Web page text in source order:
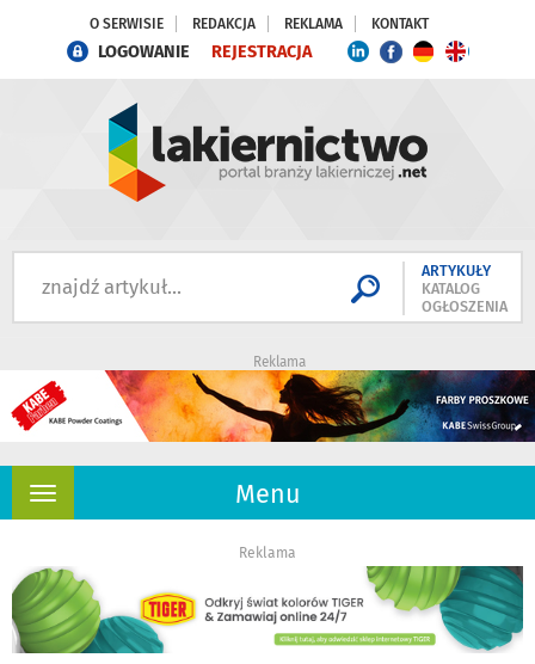
O SERWISIE REDAKCJA REKLAMA KONTAKT
LOGOWANIE REJESTRACJA
ARTYKUŁY
KATALOG
OGŁOSZENIA
Reklama
Menu
Rozwiń
Reklama